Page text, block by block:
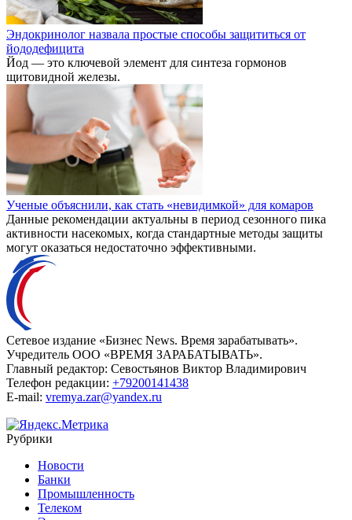
Эндокринолог назвала простые способы защититься от
йододефицита
Йод — это ключевой элемент для синтеза гормонов
щитовидной железы.
Ученые объяснили, как стать «невидимкой» для комаров
Данные рекомендации актуальны в период сезонного пика
активности насекомых, когда стандартные методы защиты
могут оказаться недостаточно эффективными.
Сетевое издание «Бизнес News. Время зарабатывать».
Учредитель ООО «ВРЕМЯ ЗАРАБАТЫВАТЬ».
Главный редактор: Севостьянов Виктор Владимирович
Телефон редакции: +79200141438
E-mail: vremya.zar@yandex.ru
Рубрики
Новости
Банки
Промышленность
Телеком